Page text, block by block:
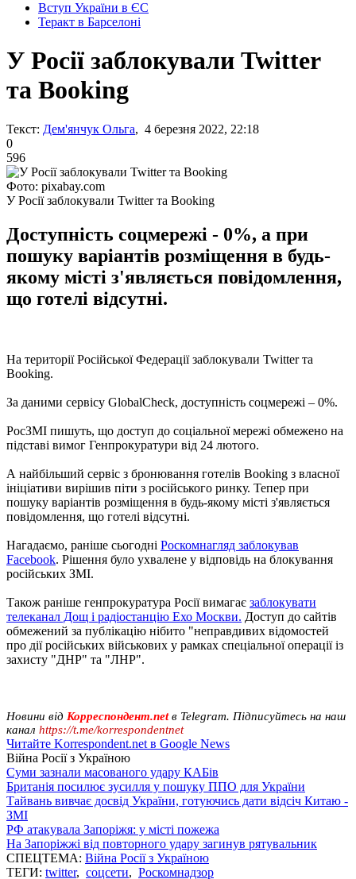
Вступ України в ЄС
Теракт в Барселоні
У Росії заблокували Twitter
та Booking
Текст: Дем'янчук Ольга, 4 березня 2022, 22:18
0
596
Фото: pixabay.com
У Росії заблокували Twitter та Booking
Доступність соцмережі - 0%, а при
пошуку варіантів розміщення в будь-
якому місті з'являється повідомлення,
що готелі відсутні.
На території Російської Федерації заблокували Twitter та
Booking.
За даними сервісу GlobalCheck, доступність соцмережі – 0%.
РосЗМІ пишуть, що доступ до соціальної мережі обмежено на
підставі вимог Генпрокуратури від 24 лютого.
А найбільший сервіс з бронювання готелів Booking з власної
ініціативи вирішив піти з російського ринку. Тепер при
пошуку варіантів розміщення в будь-якому місті з'являється
повідомлення, що готелі відсутні.
Нагадаємо, раніше сьогодні Роскомнагляд заблокував
Facebook. Рішення було ухвалене у відповідь на блокування
російських ЗМІ.
Також раніше генпрокуратура Росії вимагає заблокувати
телеканал Дощ і радіостанцію Ехо Москви. Доступ до сайтів
обмежений за публікацію нібито "неправдивих відомостей
про дії російських військових у рамках спеціальної операції із
захисту "ДНР" та "ЛНР".
Новини від Корреспондент.netв Telegram. Підписуйтесь на наш
канал https://t.me/korrespondentnet
Читайте Korrespondent.net в Google News
Війна Росії з Україною
Суми зазнали масованого удару КАБів
Британія посилює зусилля у пошуку ППО для України
Тайвань вивчає досвід України, готуючись дати відсіч Китаю -
ЗМІ
РФ атакувала Запоріжя: у місті пожежа
На Запоріжжі від повторного удару загинув рятувальник
СПЕЦТЕМА: Війна Росії з Україною
ТЕГИ: twitter, соцсети, Роскомнадзор